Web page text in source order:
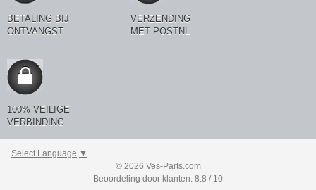
BETALING BIJ
ONTVANGST
VERZENDING
MET POSTNL
100% VEILIGE
VERBINDING
Select Language ▼
© 2026 Ves-Parts.com
Beoordeling door klanten: 8.8 / 10